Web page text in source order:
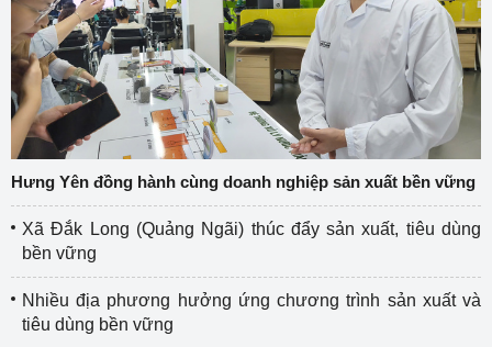
Hưng Yên đồng hành cùng doanh nghiệp sản xuất bền vững
Xã Đắk Long (Quảng Ngãi) thúc đẩy sản xuất, tiêu dùng
bền vững
Nhiều địa phương hưởng ứng chương trình sản xuất và
tiêu dùng bền vững